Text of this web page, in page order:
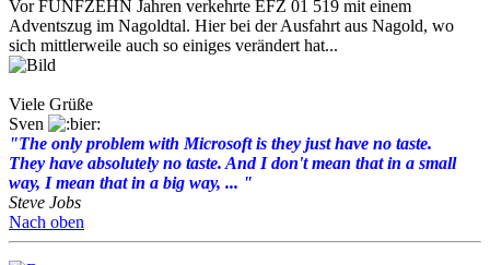
Vor FÜNFZEHN Jahren verkehrte EFZ 01 519 mit einem
Adventszug im Nagoldtal. Hier bei der Ausfahrt aus Nagold, wo
sich mittlerweile auch so einiges verändert hat...
Viele Grüße
Sven
"The only problem with Microsoft is they just have no taste.
They have absolutely no taste. And I don't mean that in a small
way, I mean that in a big way, ... "
Steve Jobs
Nach oben